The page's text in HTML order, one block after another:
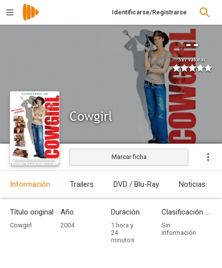
Identificarse/Registrarse
--
Sin valorar
Cowgirl
Estrenada
Marcar ficha
Información Trailers DVD / Blu-Ray Noticias
Título original
Cowgirl
Año
2004
Duración
1 hora y
24
minutos
Clasificación por edades
Sin
información